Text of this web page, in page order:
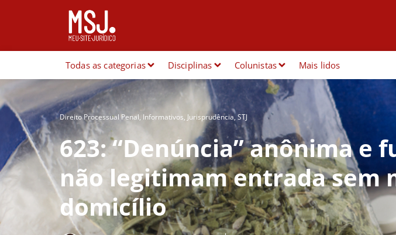
Todas as categorias Disciplinas Colunistas Mais lidos
Direito Processual Penal, Informativos, Jurisprudência,STJ
623: “Denúncia” anônima e
não legitimam entrada sem
domicílio